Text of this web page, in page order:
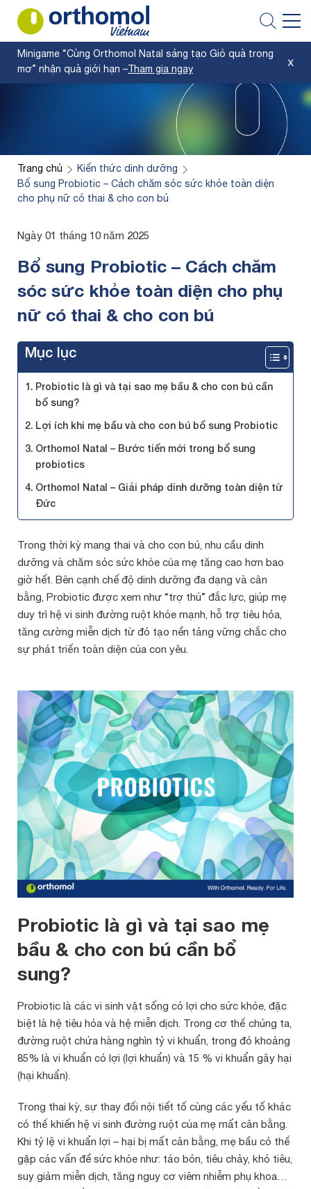
Minigame “Cùng Orthomol Natal sáng tạo Giỏ quà trong
mơ” nhận quà giới hạn – Tham gia ngay
Trang chủ
Kiến thức dinh dưỡng
Bổ sung Probiotic – Cách chăm sóc sức khỏe toàn diện
cho phụ nữ có thai & cho con bú
Ngày 01 tháng 10 năm 2025
Bổ sung Probiotic – Cách chăm
sóc sức khỏe toàn diện cho phụ
nữ có thai & cho con bú
Mục lục
Probiotic là gì và tại sao mẹ bầu & cho con bú cần
bổ sung?
Lợi ích khi mẹ bầu và cho con bú bổ sung Probiotic
Orthomol Natal – Bước tiến mới trong bổ sung
probiotics
Orthomol Natal – Giải pháp dinh dưỡng toàn diện từ
Đức
Trong thời kỳ mang thai và cho con bú, nhu cầu dinh
dưỡng và chăm sóc sức khỏe của mẹ tăng cao hơn bao
giờ hết. Bên cạnh chế độ dinh dưỡng đa dạng và cân
bằng, Probiotic được xem như “trợ thủ” đắc lực, giúp mẹ
duy trì hệ vi sinh đường ruột khỏe mạnh, hỗ trợ tiêu hóa,
tăng cường miễn dịch từ đó tạo nền tảng vững chắc cho
sự phát triển toàn diện của con yêu.
Probiotic là gì và tại sao mẹ
bầu & cho con bú cần bổ
sung?
Probiotic là các vi sinh vật sống có lợi cho sức khỏe, đặc
biệt là hệ tiêu hóa và hệ miễn dịch. Trong cơ thể chúng ta,
đường ruột chứa hàng nghìn tỷ vi khuẩn, trong đó khoảng
85% là vi khuẩn có lợi (lợi khuẩn) và 15 % vi khuẩn gây hại
(hại khuẩn).
Trong thai kỳ, sự thay đổi nội tiết tố cùng các yếu tố khác
có thể khiến hệ vi sinh đường ruột của mẹ mất cân bằng.
Khi tỷ lệ vi khuẩn lợi – hại bị mất cân bằng, mẹ bầu có thể
gặp các vấn đề sức khỏe như: táo bón, tiêu chảy, khó tiêu,
suy giảm miễn dịch, tăng nguy cơ viêm nhiễm phụ khoa…